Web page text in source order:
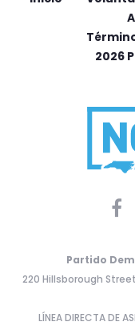
2026
Partido
220 Hillsborough
LÍNEA DIRECTA DE